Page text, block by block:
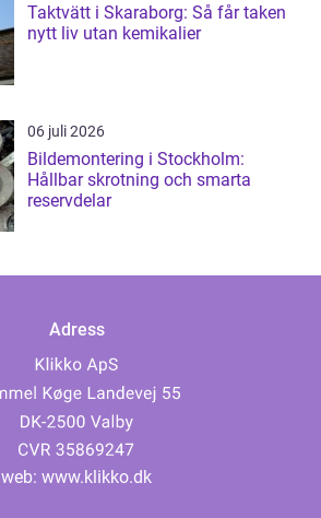
Taktvätt i Skaraborg: Så får taken
nytt liv utan kemikalier
06 juli 2026
Bildemontering i Stockholm:
Hållbar skrotning och smarta
reservdelar
Adress
web: www.klikko.dk